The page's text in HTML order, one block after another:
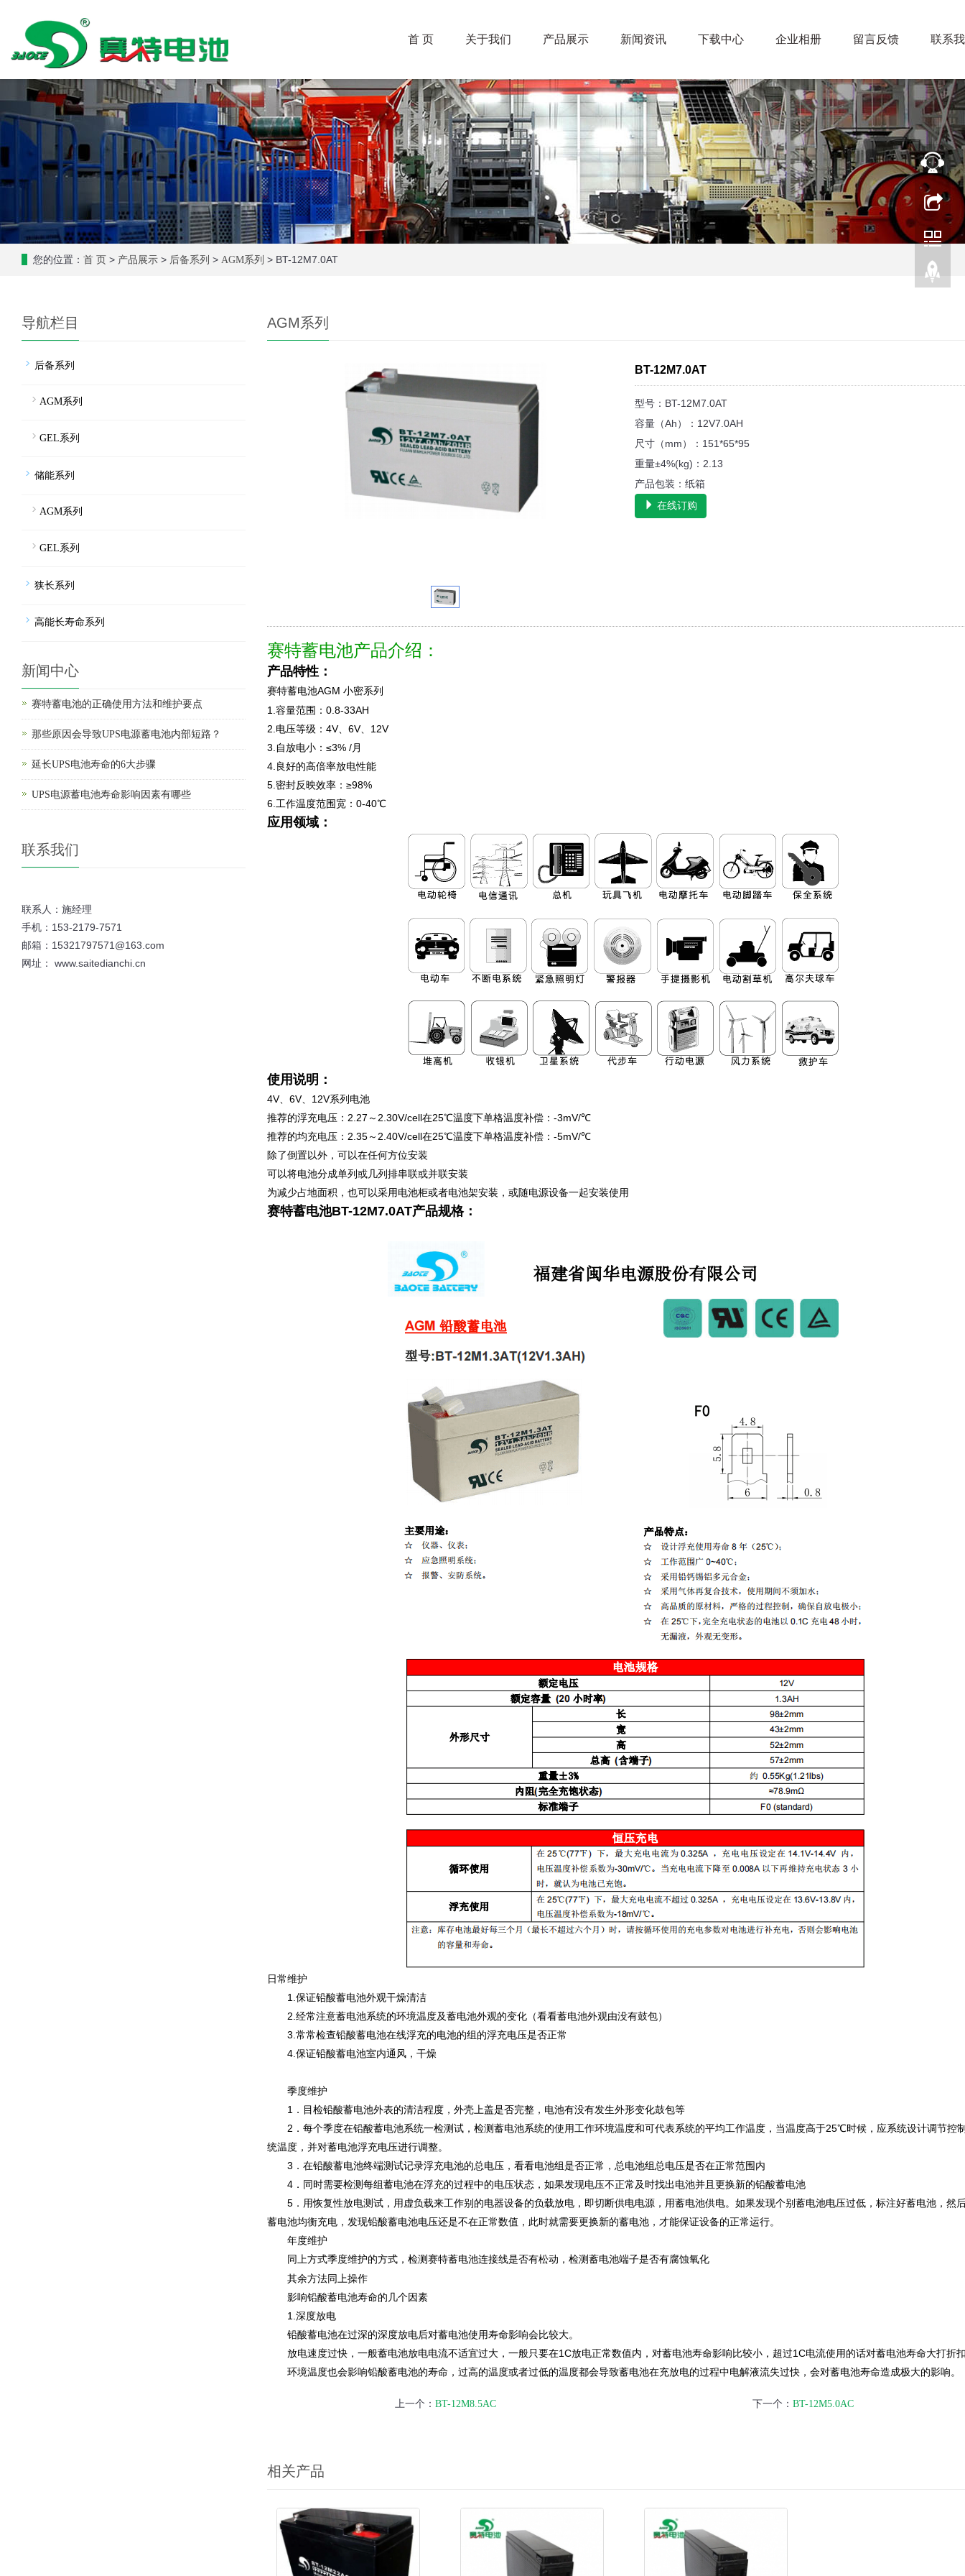
首 页 关于我们 产品展示 新闻资讯 下载中心 企业相册 留言反馈 联系
您的位置： 首 页 > 产品展示 > 后备系列 > AGM系列 > BT-12M7.0AT
AGM系列
BT-12M7.0AT
型号：BT-12M7.0AT
容量（Ah）：12V7.0AH
尺寸（mm）：151*65*95
重量±4%(kg)：2.13
产品包装：纸箱
在线订购
赛特蓄电池产品介绍：
产品特性：
赛特蓄电池AGM 小密系列
1.容量范围：0.8-33AH
2.电压等级：4V、6V、12V
3.自放电小：≤3% /月
4.良好的高倍率放电性能
5.密封反映效率：≥98%
6.工作温度范围宽：0-40℃
应用领域：
使用说明：
4V、6V、12V系列电池
推荐的浮充电压：2.27～2.30V/cell在25℃温度下单格温度补偿：-3mV/℃
推荐的均充电压：2.35～2.40V/cell在25℃温度下单格温度补偿：-5mV/℃
除了倒置以外，可以在任何方位安装
可以将电池分成单列或几列排串联或并联安装
为减少占地面积，也可以采用电池柜或者电池架安装，或随电源设备一起安装使用
赛特蓄电池BT-12M7.0AT产品规格：
日常维护
1.保证铅酸蓄电池外观干燥清洁
2.经常注意蓄电池系统的环境温度及蓄电池外观的变化（看看蓄电池外观由没有鼓包）
3.常常检查铅酸蓄电池在线浮充的电池的组的浮充电压是否正常
4.保证铅酸蓄电池室内通风，干燥
季度维护
1．目检铅酸蓄电池外表的清洁程度，外壳上盖是否完整，电池有没有发生外形变化鼓包等
2．每个季度在铅酸蓄电池系统一检测试，检测蓄电池系统的使用工作环境温度和可代表系统的平均工作温度，当温度高于25℃时候，应系统设计调节控
统温度，并对蓄电池浮充电压进行调整。
3．在铅酸蓄电池终端测试记录浮充电池的总电压，看看电池组是否正常，总电池组总电压是否在正常范围内
4．同时需要检测每组蓄电池在浮充的过程中的电压状态，如果发现电压不正常及时找出电池并且更换新的铅酸蓄电池
5．用恢复性放电测试，用虚负载来工作别的电器设备的负载放电，即切断供电电源，用蓄电池供电。如果发现个别蓄电池电压过低，标注好蓄电池，然
蓄电池均衡充电，发现铅酸蓄电池电压还是不在正常数值，此时就需要更换新的蓄电池，才能保证设备的正常运行。
年度维护
同上方式季度维护的方式，检测 赛特蓄电池连接线是否有松动，检测蓄电池端子是否有腐蚀氧化
其余方法同上操作
影响铅酸蓄电池寿命的几个因素
1.深度放电
铅酸蓄电池在过深的深度放电后对蓄电池使用寿命影响会比较大。
放电速度过快，一般蓄电池放电电流不适宜过大，一般只要在1C放电正常数值内，对蓄电池寿命影响比较小，超过1C电流使用的话对蓄电池寿命大打折
环境温度也会影响铅酸蓄电池的寿命，过高的温度或者过低的温度都会导致蓄电池在充放电的过程中电解液流失过快，会对蓄电池寿命造成极大的影响。
上一个： BT-12M8.5AC 下一个： BT-12M5.0AC
相关产品
导航栏目
后备系列
AGM系列
GEL系列
储能系列
AGM系列
GEL系列
狭长系列
高能长寿命系列
新闻中心
赛特蓄电池的正确使用方法和维护要点
那些原因会导致UPS电源蓄电池内部短路？
延长UPS电池寿命的6大步骤
UPS电源蓄电池寿命影响因素有哪些
联系我们
联系人：施经理
手机：153-2179-7571
邮箱：15321797571@163.com
网址： www.saitedianchi.cn